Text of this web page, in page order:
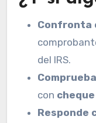
Confronta
del IRS.
con cheque
Responde